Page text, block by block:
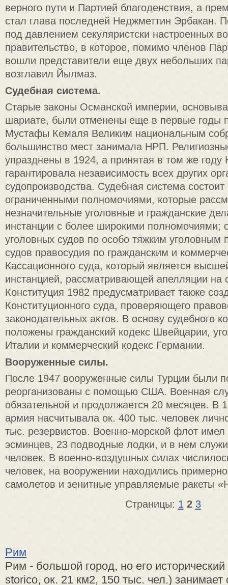
верного пути и Партией благоденствия, а
стал глава последней Неджметтин Эрбакан.
под давлением секуляристски настроенных
правительство, в которое, помимо членов
вошли представители еще двух небольших
возглавил Йылмаз.
Судебная система.
Старые законы Османской империи,
шариате, были отменены еще в первые годы
Мустафы Кемаля Великим национальным
большинство мест занимала НРП.
упразднены в 1924, а принятая в том же году
гарантировала независимость всех других
судопроизводства. Судебная система
ограниченными полномочиями, которые
незначительные уголовные и гражданские
инстанции с более широкими полномочиями;
уголовных судов по особо тяжким уголовным
судов правосудия по гражданским и
Кассационного суда, который является
инстанцией, рассматривающей апелляции на
Конституция 1982 предусматривает также
Конституционного суда, проверяющего
законодательных актов. В основу судебного
положены гражданский кодекс Швейцарии,
Италии и коммерческий кодекс Германии.
Вооруженные силы.
После 1947 вооруженные силы Турции были
реорганизованы с помощью США. Военная
обязательной и продолжается 20 месяцев. В
армия насчитывала ок. 400 тыс. человек
тыс. резервистов. Военно-морской флот имел
эсминцев, 23 подводные лодки, и в нем
человек. В военно-воздушных силах
человек, на вооружении находились
самолетов и зенитные управляемые ракеты
Страницы: 1 2 3
Рим
Рим - большой город, но его
storico, ок. 21 км2, 150 тыс. чел.) занимает